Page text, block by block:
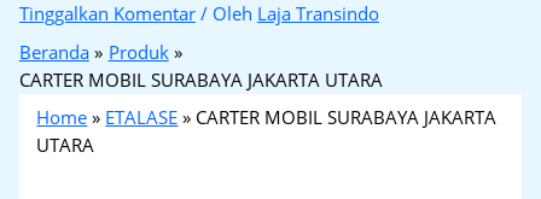
Tinggalkan Komentar / Oleh Laja Transindo
Beranda
Produk
CARTER MOBIL SURABAYA JAKARTA UTARA
Home » ETALASE » CARTER MOBIL SURABAYA JAKARTA
UTARA